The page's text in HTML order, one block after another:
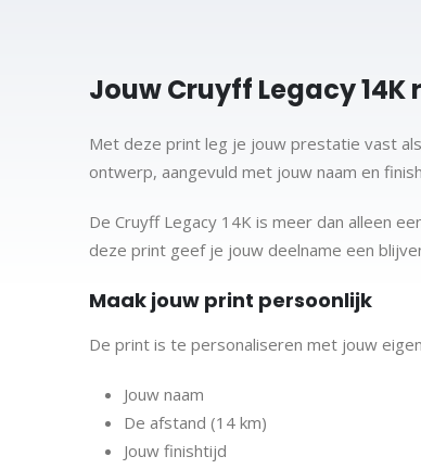
Jouw Cruyff Legacy 14K
Met deze print leg je jouw prestatie vast
ontwerp, aangevuld met jouw naam en
De Cruyff Legacy 14K is meer dan alleen
deze print geef je jouw deelname een
Maak jouw print persoonlijk
De print is te personaliseren met jouw
Jouw naam
De afstand (14 km)
Jouw finishtijd